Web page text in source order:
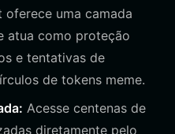
oferece uma camada
atua como proteção
e tentativas de
de tokens meme.
Acesse centenas de
diretamente pelo